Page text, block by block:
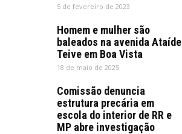
5 de fevereiro de 2023
Homem e mulher são
baleados na avenida Ataíde
Teive em Boa Vista
18 de maio de 2025
Comissão denuncia
estrutura precária em
escola do interior de RR e
MP abre investigação